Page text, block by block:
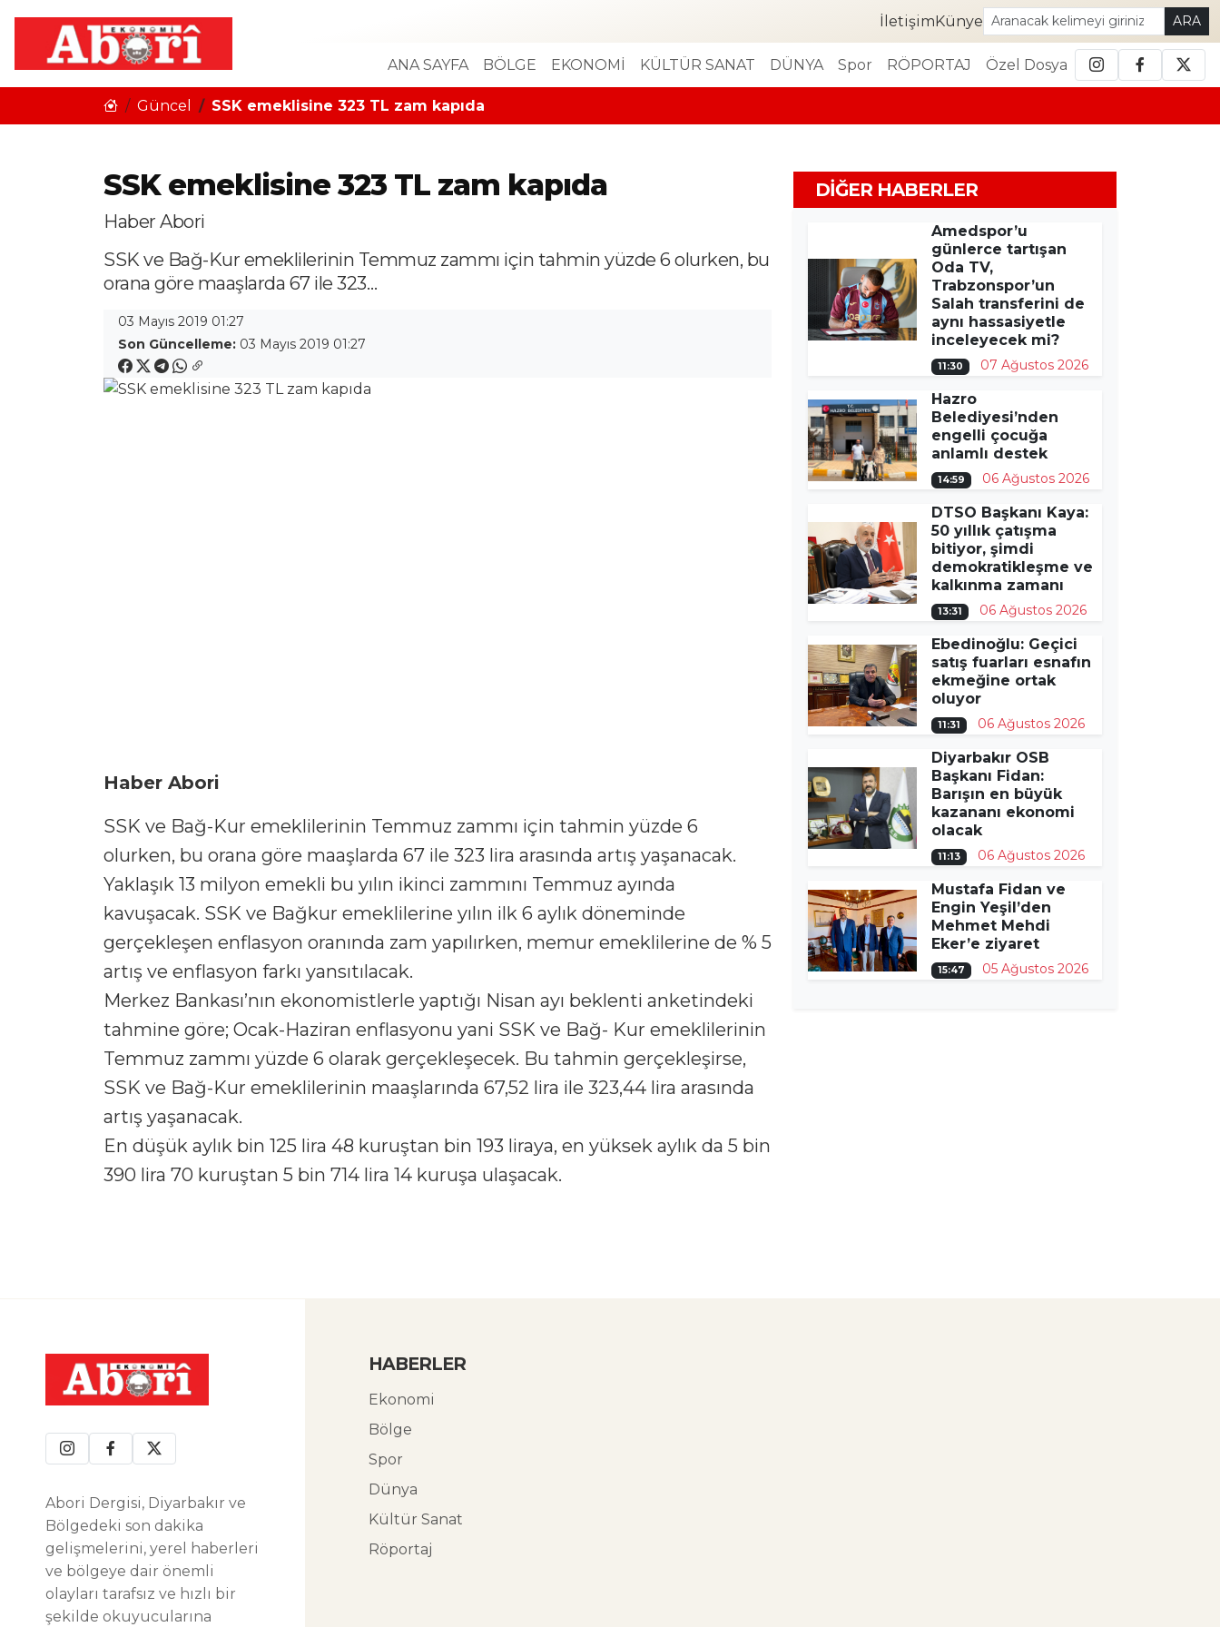
İletişimKünye ARA
ANA SAYFA BÖLGE EKONOMİ KÜLTÜR SANAT DÜNYA Spor RÖPORTAJ Özel Dosya
Güncel SSK emeklisine 323 TL zam kapıda
SSK emeklisine 323 TL zam kapıda
Haber Abori
SSK ve Bağ-Kur emeklilerinin Temmuz zammı için tahmin yüzde 6 olurken, bu
orana göre maaşlarda 67 ile 323…
03 Mayıs 2019 01:27
Son Güncelleme: 03 Mayıs 2019 01:27
Haber Abori
SSK ve Bağ-Kur emeklilerinin Temmuz zammı için tahmin yüzde 6
olurken, bu orana göre maaşlarda 67 ile 323 lira arasında artış yaşanacak.
Yaklaşık 13 milyon emekli bu yılın ikinci zammını Temmuz ayında
kavuşacak. SSK ve Bağkur emeklilerine yılın ilk 6 aylık döneminde
gerçekleşen enflasyon oranında zam yapılırken, memur emeklilerine de % 5
artış ve enflasyon farkı yansıtılacak.
Merkez Bankası’nın ekonomistlerle yaptığı Nisan ayı beklenti anketindeki
tahmine göre; Ocak-Haziran enflasyonu yani SSK ve Bağ- Kur emeklilerinin
Temmuz zammı yüzde 6 olarak gerçekleşecek. Bu tahmin gerçekleşirse,
SSK ve Bağ-Kur emeklilerinin maaşlarında 67,52 lira ile 323,44 lira arasında
artış yaşanacak.
En düşük aylık bin 125 lira 48 kuruştan bin 193 liraya, en yüksek aylık da 5 bin
390 lira 70 kuruştan 5 bin 714 lira 14 kuruşa ulaşacak.
DIĞER HABERLER
Amedspor’u
günlerce tartışan
Oda TV,
Trabzonspor’un
Salah transferini de
aynı hassasiyetle
inceleyecek mi?
11:30 07 Ağustos 2026
Hazro
Belediyesi’nden
engelli çocuğa
anlamlı destek
14:59 06 Ağustos 2026
DTSO Başkanı Kaya:
50 yıllık çatışma
bitiyor, şimdi
demokratikleşme ve
kalkınma zamanı
13:31 06 Ağustos 2026
Ebedinoğlu: Geçici
satış fuarları esnafın
ekmeğine ortak
oluyor
11:31 06 Ağustos 2026
Diyarbakır OSB
Başkanı Fidan:
Barışın en büyük
kazananı ekonomi
olacak
11:13 06 Ağustos 2026
Mustafa Fidan ve
Engin Yeşil’den
Mehmet Mehdi
Eker’e ziyaret
15:47 05 Ağustos 2026
Abori Dergisi, Diyarbakır ve
Bölgedeki son dakika
gelişmelerini, yerel haberleri
ve bölgeye dair önemli
olayları tarafsız ve hızlı bir
şekilde okuyucularına
HABERLER
Ekonomi
Bölge
Spor
Dünya
Kültür Sanat
Röportaj